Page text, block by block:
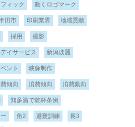
ィック 動くロゴマーク
田市 印刷業界 地域貢献
採用 撮影
イサービス 新潟淡麗
ント 映像制作
傾向 消費傾向 消費動向
知多酒で乾杯条例
角2 避難訓練 長3